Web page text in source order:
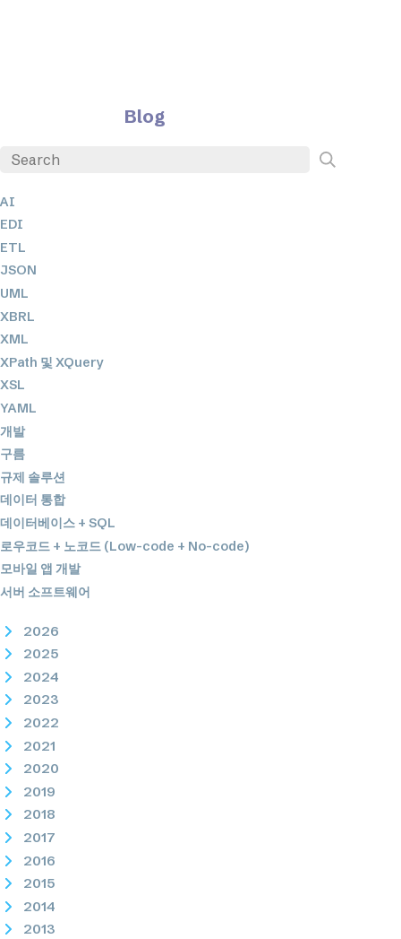
Blog
AI
EDI
ETL
JSON
UML
XBRL
XML
XPath 및 XQuery
XSL
YAML
개발
구름
규제 솔루션
데이터 통합
데이터베이스 + SQL
로우코드 + 노코드 (Low-code + No-code)
모바일 앱 개발
서버 소프트웨어
2026
2025
2024
2023
2022
2021
2020
2019
2018
2017
2016
2015
2014
2013